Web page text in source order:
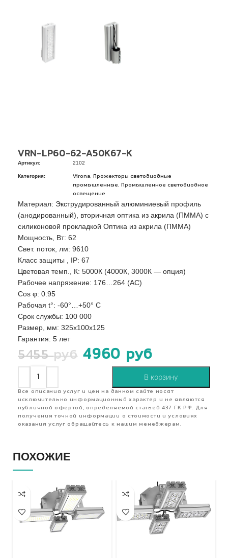
VRN-LP60-62-A50K67-K
Артикул: 2102
Категория: Virona
Прожекторы светодиодные
промышленные
Промышленное светодиодное
освещение
Материал: Экструдированный алюминиевый профиль
(анодированный), вторичная оптика из акрила (ПММА) с
силиконовой прокладкой Оптика из акрила (ПММА)
Мощность, Вт: 62
Свет. поток, лм: 9610
Класс защиты , IP: 67
Цветовая темп., К: 5000К (4000К, 3000К — опция)
Рабочее напряжение: 176…264 (AС)
Сos φ: 0.95
Рабочая t°: -60°…+50° С
Срок службы: 100 000
Размер, мм: 325х100х125
Гарантия: 5 лет
5455руб 4960 руб
В корзину
Все описания услуг и цен на данном сайте носят
исключительно информационный характер и не являются
публичной офертой, определяемой статьей 437 ГК РФ. Для
получения точной информации о стоимости и условиях
оказания услуг обращайтесь к нашим менеджерам.
ПОХОЖИЕ